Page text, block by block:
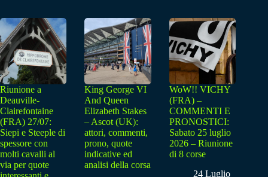
Riunione a
Deauville-
Clairefontaine
(FRA) 27/07:
Siepi e Steeple di
spessore con
molti cavalli al
via per quote
King George VI
And Queen
Elizabeth Stakes
– Ascot (UK):
attori, commenti,
prono, quote
indicative ed
analisi della corsa
WoW!! VICHY
(FRA) –
COMMENTI E
PRONOSTICI:
Sabato 25 luglio
2026 – Riunione
di 8 corse
24 Luglio